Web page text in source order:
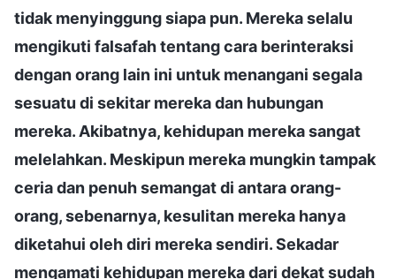
tidak menyinggung siapa pun. Mereka selalu
mengikuti falsafah tentang cara berinteraksi
dengan orang lain ini untuk menangani segala
sesuatu di sekitar mereka dan hubungan
mereka. Akibatnya, kehidupan mereka sangat
melelahkan. Meskipun mereka mungkin tampak
ceria dan penuh semangat di antara orang-
orang, sebenarnya, kesulitan mereka hanya
diketahui oleh diri mereka sendiri. Sekadar
mengamati kehidupan mereka dari dekat sudah